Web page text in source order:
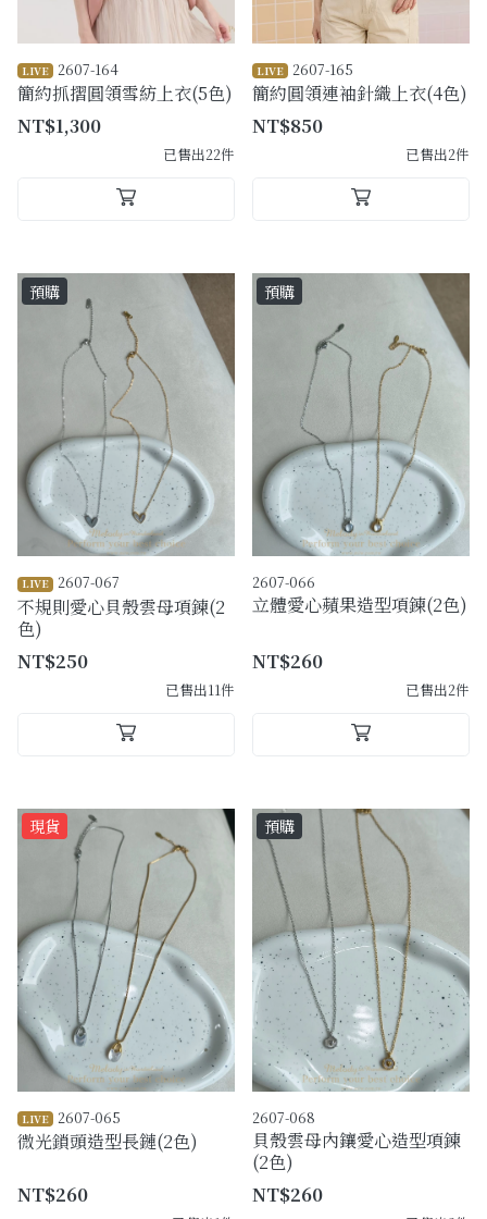
LIVE 2607-164
簡約抓摺圓領雪紡上衣(5色)
NT$1,300
已售出22件
LIVE 2607-165
簡約圓領連袖針織上衣(4色)
NT$850
已售出2件
預購
LIVE 2607-067
不規則愛心貝殼雲母項鍊(2
色)
NT$250
已售出11件
預購
2607-066
立體愛心蘋果造型項鍊(2色)
NT$260
已售出2件
現貨
LIVE 2607-065
微光鎖頭造型長鏈(2色)
NT$260
預購
2607-068
貝殼雲母內鑲愛心造型項鍊
(2色)
NT$260